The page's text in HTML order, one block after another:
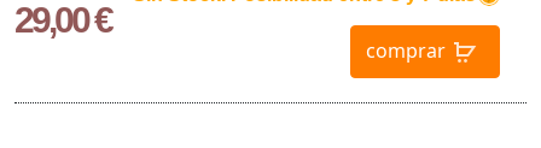
29,00 €
comprar